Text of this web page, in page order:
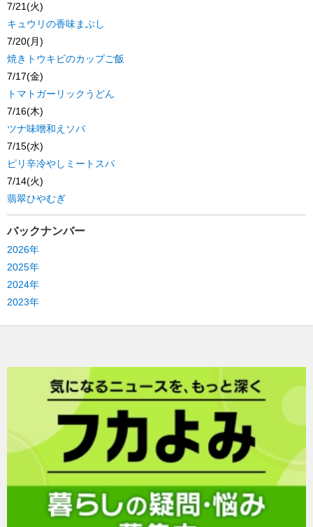
7/21(火)
キュウリの香味まぶし
7/20(月)
焼きトウキビのカップご飯
7/17(金)
トマトガーリックうどん
7/16(木)
ツナ味噌和えソバ
7/15(水)
ピリ辛冷やしミートスパ
7/14(火)
翡翠ひやむぎ
バックナンバー
2026年
2025年
2024年
2023年